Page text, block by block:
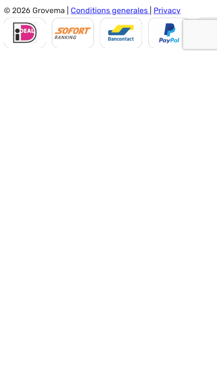
© 2026 Grovema | Conditions generales Privacy